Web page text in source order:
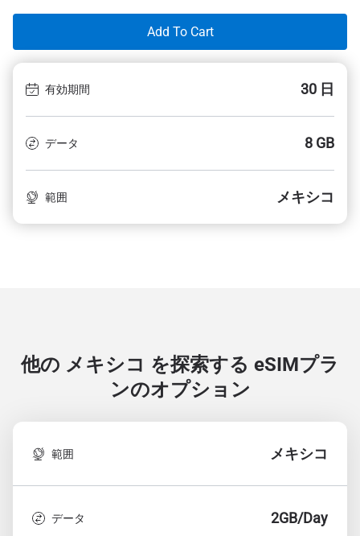
Add To Cart
有効期間 30 日
データ 8 GB
範囲 メキシコ
他の メキシコ を探索する eSIMプラ
ンのオプション
範囲 メキシコ
データ 2GB/Day